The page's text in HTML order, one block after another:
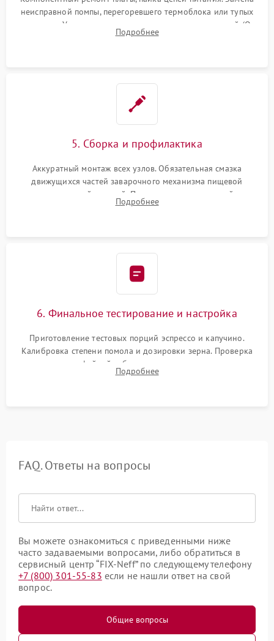
неисправной помпы, перегоревшего термоблока или тупых
жерновов. Установка новых силиконовых уплотнителей (O-
ring) и тефлоновых трубок для надежного устранения
Подробнее
5. Сборка и профилактика
Аккуратный монтаж всех узлов. Обязательная смазка
движущихся частей заварочного механизма пищевой
силиконовой смазкой. Проведение программной
декальцинации и очистки системы от кофейных масел.
Подробнее
6. Финальное тестирование и настройка
Приготовление тестовых порций эспрессо и капучино.
Калибровка степени помола и дозировки зерна. Проверка
плотности кофейной таблетки, температуры напитка и
качества молочной пены. Контроль отсутствия посторонних
Подробнее
FAQ. Ответы на вопросы
Вы можете ознакомиться с приведенными ниже
часто задаваемыми вопросами, либо обратиться в
сервисный центр “FIX-Neff” по следующему телефону
+7 (800) 301-55-83 если не нашли ответ на свой
вопрос.
Общие вопросы